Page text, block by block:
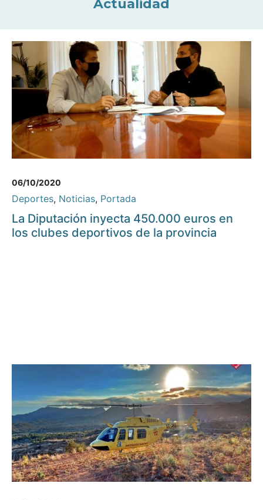
Actualidad
06/10/2020
Deportes, Noticias, Portada
La Diputación inyecta 450.000 euros en
los clubes deportivos de la provincia